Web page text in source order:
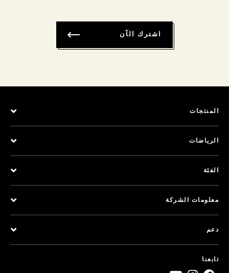
اشترك الآن
المنتجات
الرياضات
الفئة
معلومات الشركة
دعم
تابعنا